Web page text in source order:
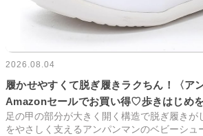
2026.08.04
履かせやすくて脱ぎ履きラクちん！〈ア
Amazonセールでお買い得♡歩きはじめ
足の甲の部分が大きく開く構造で脱ぎ履きが
をやさしく支えるアンパンマンのベビーシ